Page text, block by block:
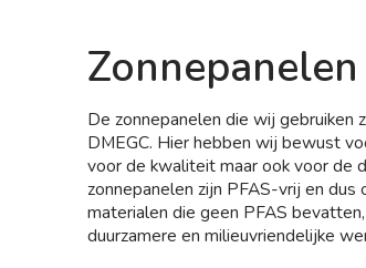
Zonnepanelen
De zonnepanelen die wij gebruiken
DMEGC. Hier hebben wij bewust
voor de kwaliteit maar ook voor de
zonnepanelen zijn PFAS-vrij en
materialen die geen PFAS
duurzamere en milieuvriendelijke